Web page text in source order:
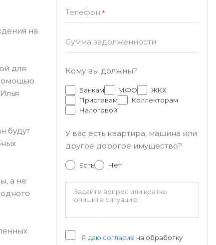
на
для
будут
а не
одного
Телефон *
Сумма задолженности
Кому вы должны?
Банкам МФО
ЖКХ
Приставам
Коллекторам
Налоговой
У вас есть квартира, машина или
другое дорогое имущество?
Есть Нет
Я даю согласие на обработку